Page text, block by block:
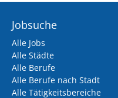
Jobsuche
Alle Jobs
Alle Städte
Alle Berufe
Alle Berufe nach Stadt
Alle Tätigkeitsbereiche